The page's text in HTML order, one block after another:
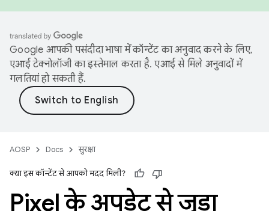
Google आपकी पसंदीदा भाषा में कॉन्टेंट का अनुवाद करने के लिए,
एआई टेक्नोलॉजी का इस्तेमाल करता है. एआई से मिले अनुवादों में
गलतियां हो सकती हैं.
AOSP Docs सुरक्षा
क्या इस कॉन्टेंट से आपको मदद मिली?
Pixel के अपडेट से जुड़ा